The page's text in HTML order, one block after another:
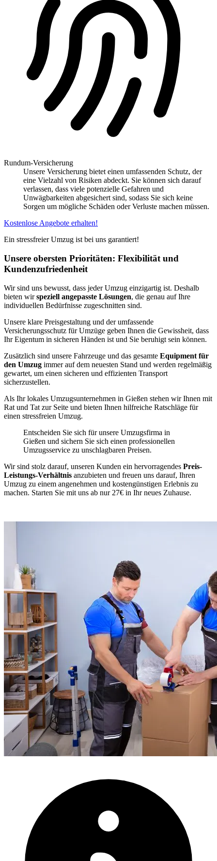
Rundum-Versicherung
Unsere Versicherung bietet einen umfassenden Schutz, der
eine Vielzahl von Risiken abdeckt. Sie können sich darauf
verlassen, dass viele potenzielle Gefahren und
Unwägbarkeiten abgesichert sind, sodass Sie sich keine
Sorgen um mögliche Schäden oder Verluste machen müssen.
Kostenlose Angebote erhalten!
Ein stressfreier Umzug ist bei uns garantiert!
Unsere obersten Prioritäten: Flexibilität und
Kundenzufriedenheit
Wir sind uns bewusst, dass jeder Umzug einzigartig ist. Deshalb
bieten wirspeziell angepasste Lösungen, die genau auf Ihre
individuellen Bedürfnisse zugeschnitten sind.
Unsere klare Preisgestaltung und der umfassende
Versicherungsschutz für Umzüge geben Ihnen die Gewissheit, dass
Ihr Eigentum in sicheren Händen ist und Sie beruhigt sein können.
Zusätzlich sind unsere Fahrzeuge und das gesamte Equipment für
den Umzug immer auf dem neuesten Stand und werden regelmäßig
gewartet, um einen sicheren und effizienten Transport
sicherzustellen.
Als Ihr lokales Umzugsunternehmen in Gießen stehen wir Ihnen mit
Rat und Tat zur Seite und bieten Ihnen hilfreiche Ratschläge für
einen stressfreien Umzug.
Entscheiden Sie sich für unsere Umzugsfirma in
Gießen und sichern Sie sich einen professionellen
Umzugsservice zu unschlagbaren Preisen.
Wir sind stolz darauf, unseren Kunden ein hervorragendes Preis-
Leistungs-Verhältnis anzubieten und freuen uns darauf, Ihren
Umzug zu einem angenehmen und kostengünstigen Erlebnis zu
machen. Starten Sie mit uns ab nur 27€ in Ihr neues Zuhause.